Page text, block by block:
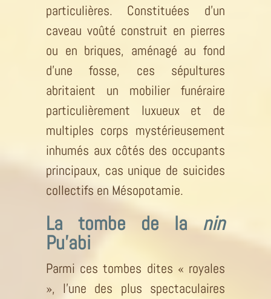
particulières. Constituées d’un
caveau voûté construit en pierres
ou en briques, aménagé au fond
d’une fosse, ces sépultures
abritaient un mobilier funéraire
particulièrement luxueux et de
multiples corps mystérieusement
inhumés aux côtés des occupants
principaux, cas unique de suicides
collectifs en Mésopotamie.
La tombe de la nin
Pu’abi
Parmi ces tombes dites « royales
», l’une des plus spectaculaires